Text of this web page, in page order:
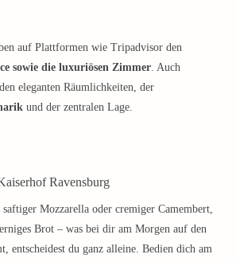
auf Plattformen wie Tripadvisor den
sowie die luxuriösen Zimmer. Auch
eleganten Räumlichkeiten, der
und der zentralen Lage.
Ravensburg
Mozzarella oder cremiger Camembert,
Brot – was bei dir am Morgen auf den
entscheidest du ganz alleine. Bedien dich am